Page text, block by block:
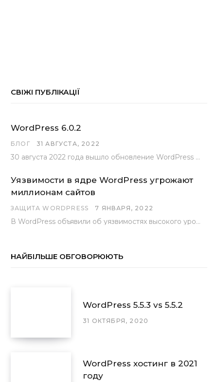
СВІЖІ ПУБЛІКАЦІЇ
WordPress 6.0.2
БЛОГ 31 АВГУСТА, 2022
30 августа 2022 года вышло обновление WordPress под номером 6.0.2 . Эта версия доступна для скачивания с сайта wordpress.org…
Уязвимости в ядре WordPress угрожают
миллионам сайтов
ЗАЩИТА WORDPRESS 7 ЯНВАРЯ, 2022
В WordPress объявили об уязвимостях высокого уровня, найденных основной командой разработчиков. В сообщении говорится, что…
НАЙБІЛЬШЕ ОБГОВОРЮЮТЬ
WordPress 5.5.3 vs 5.5.2
31 ОКТЯБРЯ, 2020
WordPress хостинг в 2021
году